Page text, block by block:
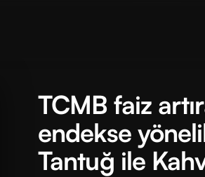
TCMB faiz
endekse
Tantuğ ile